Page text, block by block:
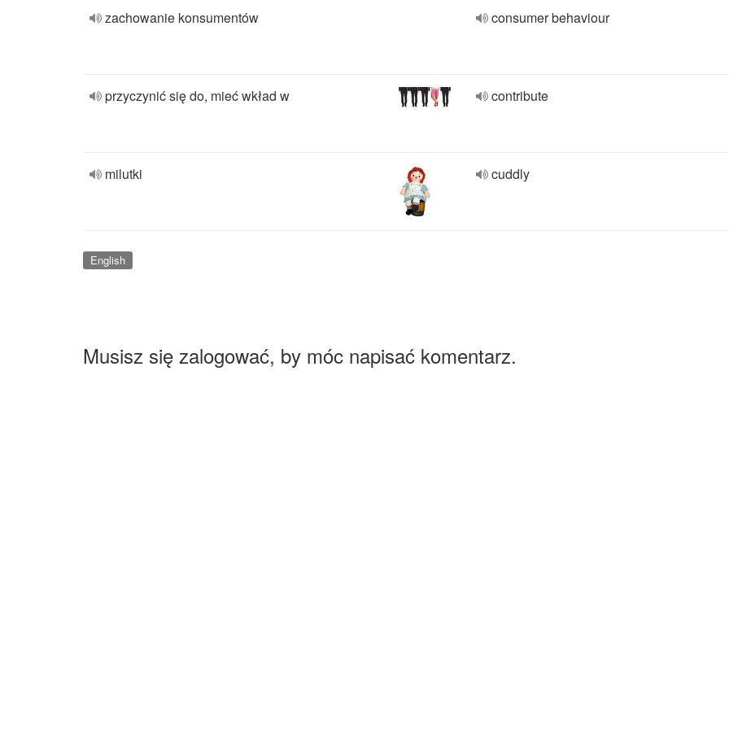
zachowanie konsumentów consumer behaviour
przyczynić się do, mieć wkład w contribute
milutki cuddly
English
Musisz się zalogować, by móc napisać komentarz.